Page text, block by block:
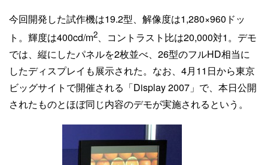
今回開発した試作機は19.2型、解像度は1,280×960ドッ
ト。輝度は400cd/m2、コントラスト比は20,000対1。デモ
では、縦にしたパネルを2枚並べ、26型のフルHD相当に
したディスプレイも展示された。なお、4月11日から東京
ビッグサイトで開催される「Display 2007」で、本日公開
されたものとほぼ同じ内容のデモが実施されるという。